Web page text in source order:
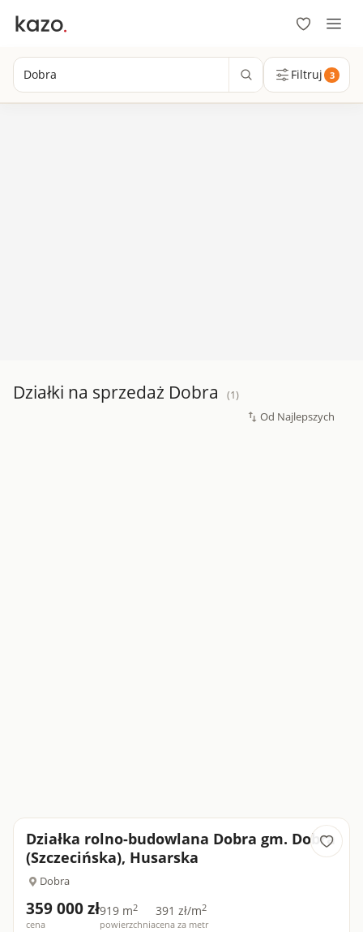
Dobra Filtruj 3
Działki na sprzedaż Dobra (1)
Działka rolno-budowlana Dobra gm. Dobra
(Szczecińska), Husarska
Dobra
359 000 zł
cena
919 m2
powierzchnia
391 zł/m2
cena za metr